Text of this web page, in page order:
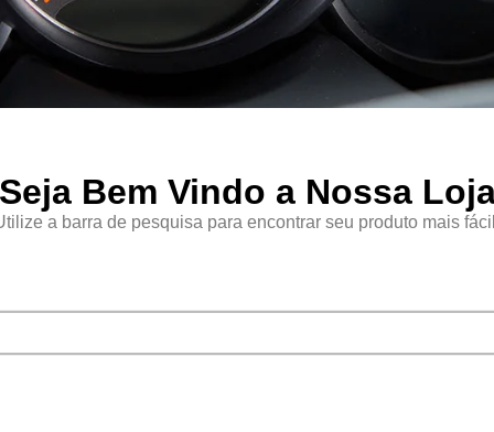
Bem Vindo a Nossa
a barra de pesquisa para encontrar seu produto mais